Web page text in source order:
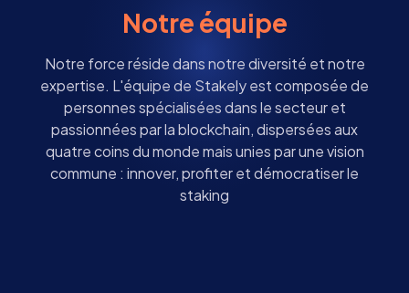
Notre équipe
Notre force réside dans notre diversité et notre
expertise. L'équipe de Stakely est composée de
personnes spécialisées dans le secteur et
passionnées par la blockchain, dispersées aux
quatre coins du monde mais unies par une vision
commune : innover, profiter et démocratiser le
staking